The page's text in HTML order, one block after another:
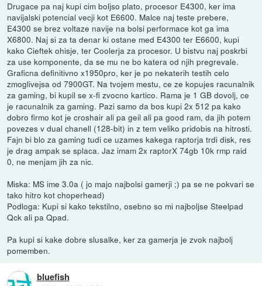
Drugace pa naj kupi cim boljso plato, procesor E4300, ker ima
navijalski potencial vecji kot E6600. Malce naj teste prebere,
E4300 se brez voltaze navije na bolsi performace kot ga ima
X6800. Naj si za ta denar ki ostane med E4300 ter E6600, kupi
kako Cieftek ohisje, ter Coolerja za procesor. U bistvu naj poskrbi
za use komponente, da se mu ne bo katera od njih pregrevale.
Graficna definitivno x1950pro, ker je po nekaterih testih celo
zmoglivejsa od 7900GT. Na tvojem mestu, ce ze kopujes racunalnik
za gaming, bi kupil se x-fi zvocno kartico. Rama je 1 GB dovolj, ce
je racunalnik za gaming. Pazi samo da bos kupi 2x 512 pa kako
dobro firmo kot je croshair ali pa geil ali pa good ram, da jih potem
povezes v dual chanell (128-bit) in z tem veliko pridobis na hitrosti.
Fajn bi blo za gaming tudi ce uzames kakega raptorja trdi disk, res
je drag ampak se splaca. Jaz imam 2x raptorX 74gb 10k rmp raid
0, ne menjam jih za nic.
Miska: MS ime 3.0a ( jo majo najbolsi gamerji ;) pa se ne pokvari se
tako hitro kot choperhead)
Podloga: Kupi si kako tekstilno, osebno so mi najboljse Steelpad
Qck ali pa Qpad.
Pa kupi si kake dobre slusalke, ker za gamerja je zvok najbolj
pomemben.
bluefish